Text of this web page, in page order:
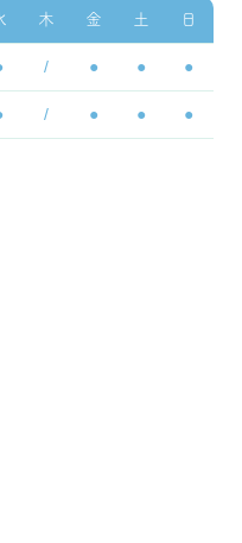
木 金 土 日
/ ● ● ●
/ ● ● ●